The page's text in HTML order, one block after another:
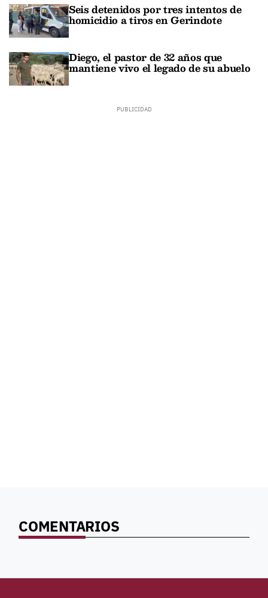
Seis detenidos por tres intentos de
homicidio a tiros en Gerindote
Diego, el pastor de 32 años que
mantiene vivo el legado de su abuelo
COMENTARIOS